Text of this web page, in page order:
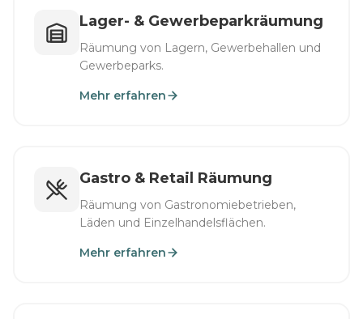
Lager- & Gewerbeparkräumung
Räumung von Lagern, Gewerbehallen und
Gewerbeparks.
Mehr erfahren
Gastro & Retail Räumung
Räumung von Gastronomiebetrieben,
Läden und Einzelhandelsflächen.
Mehr erfahren